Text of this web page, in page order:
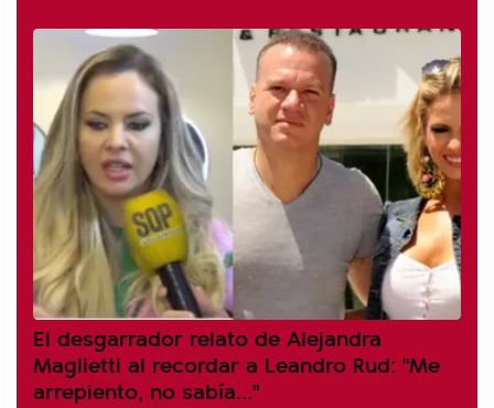
El desgarrador relato de Alejandra
Maglietti al recordar a Leandro Rud: "Me
arrepiento, no sabía..."